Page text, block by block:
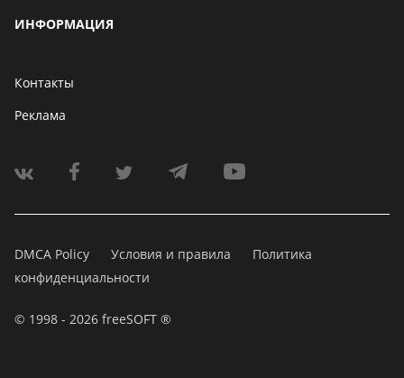
ИНФОРМАЦИЯ
Контакты
Реклама
DMCA Policy Условия и правила
Политика
конфиденциальности
© 1998 - 2026 freeSOFT ®